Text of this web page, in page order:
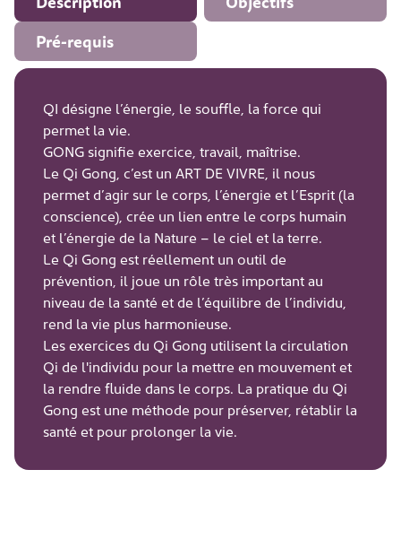
Pré-requis
QI désigne l’énergie, le souffle, la force qui
permet la vie.
GONG signifie exercice, travail, maîtrise.
Le Qi Gong, c’est un ART DE VIVRE, il nous
permet d’agir sur le corps, l’énergie et l’Esprit (la
conscience), crée un lien entre le corps humain
et l’énergie de la Nature – le ciel et la terre.
Le Qi Gong est réellement un outil de
prévention, il joue un rôle très important au
niveau de la santé et de l’équilibre de l’individu,
rend la vie plus harmonieuse.
Les exercices du Qi Gong utilisent la circulation
Qi de l'individu pour la mettre en mouvement et
la rendre fluide dans le corps. La pratique du Qi
Gong est une méthode pour préserver, rétablir la
santé et pour prolonger la vie.